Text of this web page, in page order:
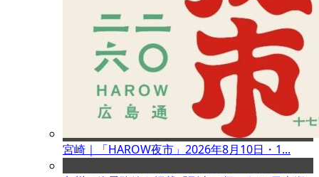
宮崎｜「HAROW夜市」2026年8月10日・1...